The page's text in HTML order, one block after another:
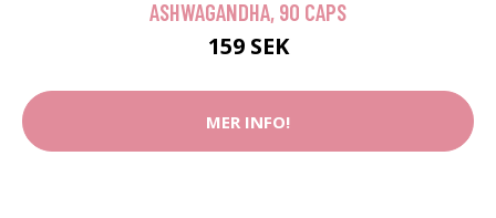
ASHWAGANDHA, 90 CAPS
159 SEK
MER INFO!